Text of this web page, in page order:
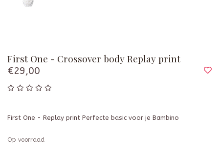
First One - Crossover body Replay print
€29,00
First One - Replay print Perfecte basic voor je Bambino
Op voorraad